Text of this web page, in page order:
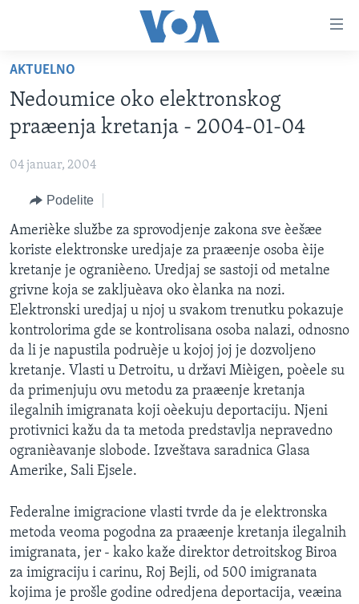
glavni
sadržaj
na
glavnu
navigaciju
pretragu
NASLOVNA
BALKAN
GLOBALNE TEME
EKONOMIJA
MEDICINA
KULTURA
DRUŠTVO
SPORT
INTERVJU
TV PROGRAM
OTVORENI STUDIO
IZ AMERIKE
PRATITE NAS
Jezici
AKTUELNO
Nedoumice oko elektronskog
praæenja kretanja - 2004-01-04
04 januar, 2004
Podelite
Amerièke službe za sprovodjenje zakona sve èešæe
koriste elektronske uredjaje za praæenje osoba èije
kretanje je ogranièeno. Uredjaj se sastoji od metalne
grivne koja se zakljuèava oko èlanka na nozi.
Elektronski uredjaj u njoj u svakom trenutku pokazuje
kontrolorima gde se kontrolisana osoba nalazi, odnosno
da li je napustila podruèje u kojoj joj je dozvoljeno
kretanje. Vlasti u Detroitu, u državi Mièigen, poèele su
da primenjuju ovu metodu za praæenje kretanja
ilegalnih imigranata koji oèekuju deportaciju. Njeni
protivnici kažu da ta metoda predstavlja nepravedno
ogranièavanje slobode. Izveštava saradnica Glasa
Amerike, Sali Ejsele.
Federalne imigracione vlasti tvrde da je elektronska
metoda veoma pogodna za praæenje kretanja ilegalnih
imigranata, jer - kako kaže direktor detroitskog Biroa
za imigraciju i carinu, Roj Bejli, od 500 imigranata
kojima je prošle godine odredjena deportacija, veæina